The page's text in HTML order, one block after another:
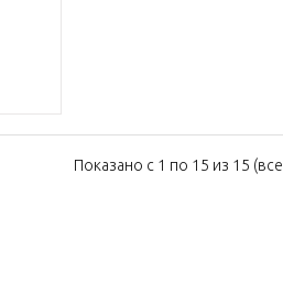
Показано с 1 по 15 из 15